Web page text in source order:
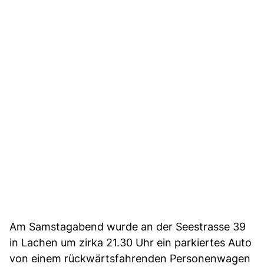
Am Samstagabend wurde an der Seestrasse 39
in Lachen um zirka 21.30 Uhr ein parkiertes Auto
von einem rückwärtsfahrenden Personenwagen